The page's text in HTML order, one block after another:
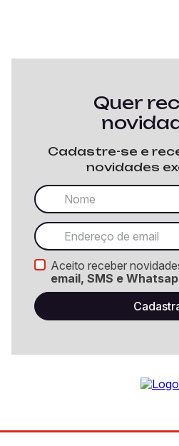
Quer
Cadastre-se e
novidades
Aceito receber
email, SMS e